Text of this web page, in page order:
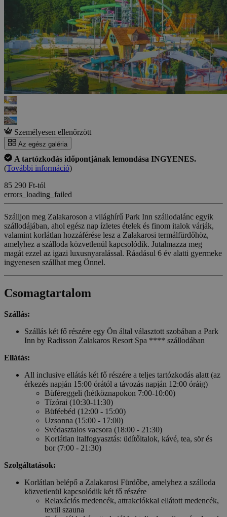
Személyesen ellenőrzött
Az egész galéria
A tartózkodás időpontjának lemondása INGYENES.
(További információ)
85 290 Ft-tól
errors_loading_failed
Szálljon meg Zalakaroson a világhírű Park Inn szállodalánc egyik
szállodájában, ahol egész nap ízletes ételek és finom italok várják,
valamint korlátlan hozzáférése lesz a Zalakarosi termálfürdőhöz,
amelyhez a szálloda közvetlenül kapcsolódik. Jutalmazza meg
magát ezzel az igazi luxusnyaralással. Ráadásul 6 év alatti gyermeke
ingyenesen szállhat meg Önnel.
Csomagtartalom
Szállás:
Szállás két fő részére egy Ön által választott szobában a Park
Inn by Radisson Zalakaros Resort Spa **** szállodában
Ellátás:
All inclusive ellátás két fő részére a teljes tartózkodás alatt (az
érkezés napján 15:00 órától a távozás napján 12:00 óráig)
Büféreggeli (hétköznapokon 7:00-10:00)
Tízórai (10:30-11:30)
Büféebéd (12:00 - 15:00)
Uzsonna (15:00 - 17:00)
Svédasztalos vacsora (18:00 - 21:30)
Korlátlan italfogyasztás: üdítőitalok, kávé, tea, sör és
bor (7:00 - 21:30)
Szolgáltatások:
Korlátlan belépő a Zalakarosi Fürdőbe, amelyhez a szálloda
közvetlenül kapcsolódik két fő részére
Relaxációs medencék, attrakciókkal ellátott medencék,
textil szauna